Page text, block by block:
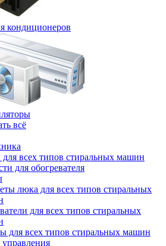
кондиционеров
всё
для всех типов стиральных машин
для обогревателя
люка для всех типов стиральных
для всех типов стиральных
для всех типов стиральных машин